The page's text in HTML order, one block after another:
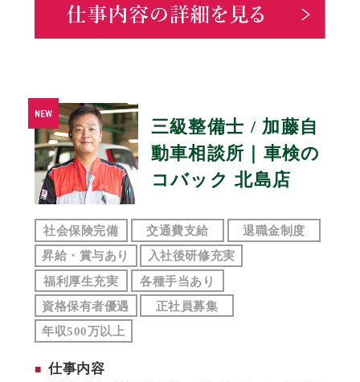
三級整備士 / 加藤自
動車相談所｜車検の
コバック 北島店
社会保険完備 交通費支給
退職金制度
昇給・賞与あり
入社後研修充実
福利厚生充実
各種手当あり
資格保有者優遇
正社員募集
年収500万以上
仕事内容